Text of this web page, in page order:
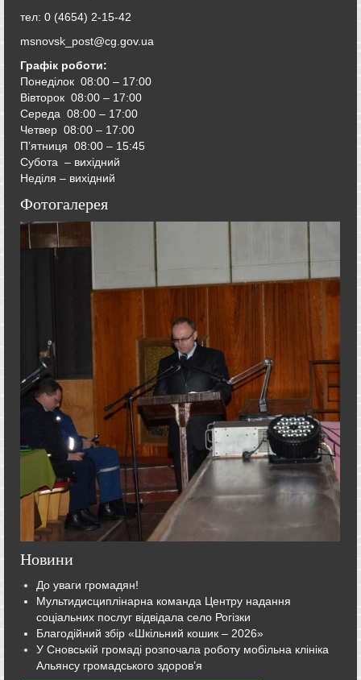
тел: 0 (4654) 2-15-42
msnovsk_post@cg.gov.ua
Графік роботи:
Понеділок 08:00 – 17:00
Вівторок 08:00 – 17:00
Середа 08:00 – 17:00
Четвер 08:00 – 17:00
П’ятниця 08:00 – 15:45
Субота – вихідний
Неділя – вихідний
Фотогалерея
Новини
До уваги громадян!
Мультидисциплінарна команда Центру надання
соціальних послуг відвідала село Рогізки
Благодійний збір «Шкільний кошик – 2026»
У Сновській громаді розпочала роботу мобільна клініка
Альянсу громадського здоров’я